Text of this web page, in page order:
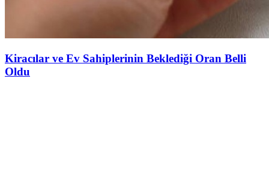
Kiracılar ve Ev Sahiplerinin Beklediği Oran Belli
Oldu